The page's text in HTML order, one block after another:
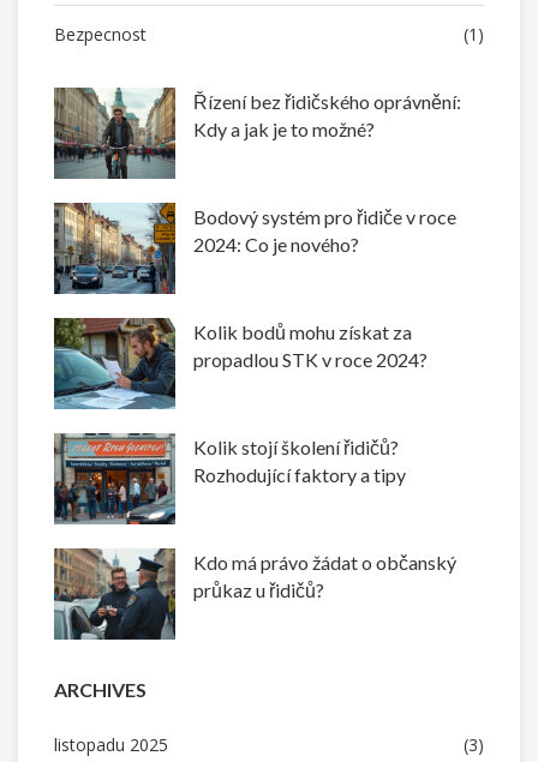
Bezpecnost (1)
Řízení bez řidičského oprávnění:
Kdy a jak je to možné?
Bodový systém pro řidiče v roce
2024: Co je nového?
Kolik bodů mohu získat za
propadlou STK v roce 2024?
Kolik stojí školení řidičů?
Rozhodující faktory a tipy
Kdo má právo žádat o občanský
průkaz u řidičů?
ARCHIVES
listopadu 2025 (3)